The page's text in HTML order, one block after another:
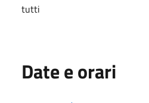
tutti
Date e orari